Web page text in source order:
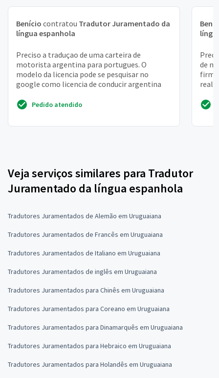
Benício contratou Tradutor Juramentado da
língua espanhola
Preciso a traduçao de uma carteira de
motorista argentina para portugues. O
modelo da licencia pode se pesquisar no
google como licencia de conducir argentina
Pedido atendido
de
Veja serviços similares para Tradutor
Juramentado da língua espanhola
Tradutores Juramentados de Alemão em Uruguaiana
Tradutores Juramentados de Francês em Uruguaiana
Tradutores Juramentados de Italiano em Uruguaiana
Tradutores Juramentados de inglês em Uruguaiana
Tradutores Juramentados para Chinês em Uruguaiana
Tradutores Juramentados para Coreano em Uruguaiana
Tradutores Juramentados para Dinamarquês em Uruguaiana
Tradutores Juramentados para Hebraico em Uruguaiana
Tradutores Juramentados para Holandês em Uruguaiana